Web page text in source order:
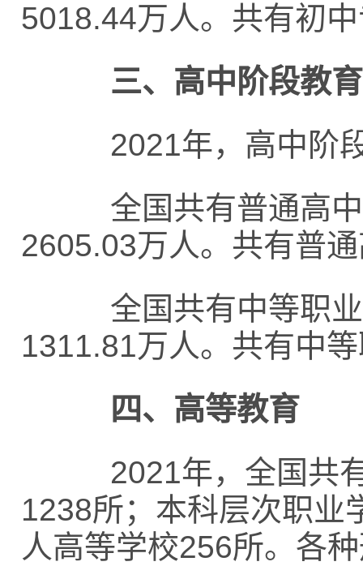
5018.44万人。共有初
三、高中阶段教育
2021年，高中阶段
全国共有普通高中
2605.03万人。共有普
全国共有中等职业
1311.81万人。共有中
四、高等教育
2021年，全国共有
1238所；本科层次职业
人高等学校256所。各